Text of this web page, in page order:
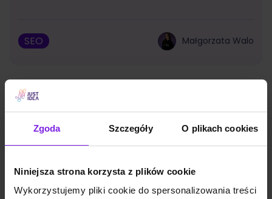
Zgoda Szczegóły O plikach cookies
Niniejsza strona korzysta z plików cookie
Wykorzystujemy pliki cookie do spersonalizowania treści
SEO Małgorzata Walo